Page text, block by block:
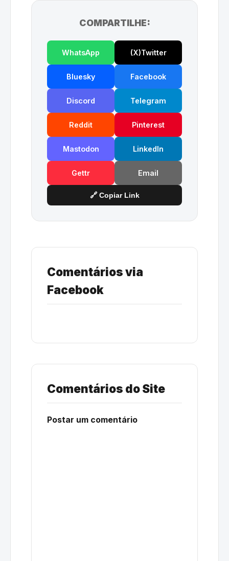
COMPARTILHE:
WhatsApp (X)Twitter
Bluesky Facebook
Discord Telegram
Reddit Pinterest
Mastodon LinkedIn
Gettr Email
🔗 Copiar Link
Comentários via
Facebook
Comentários do Site
Postar um comentário